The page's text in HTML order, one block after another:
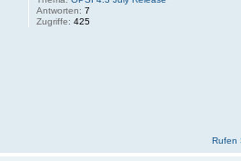
Antworten:7
Zugriffe:425
Rufen